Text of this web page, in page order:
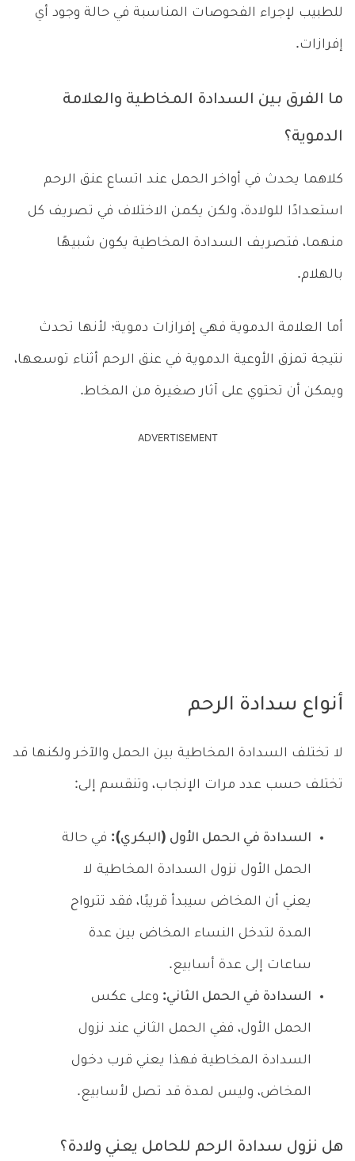
للطبيب لإجراء الفحوصات المناسبة في حالة وجود أي
إفرازات.
ما الفرق بين السدادة المخاطية والعلامة
الدموية؟
كلاهما يحدث في أواخر الحمل عند اتساع عنق الرحم
استعدادًا للولادة، ولكن يكمن الاختلاف في تصريف كل
منهما، فتصريف السدادة المخاطية يكون شبيهًا
بالهلام.
أما العلامة الدموية فهي إفرازات دموية؛ لأنها تحدث
نتيجة تمزق الأوعية الدموية في عنق الرحم أثناء توسعها،
ويمكن أن تحتوي على آثار صغيرة من المخاط.
ADVERTISEMENT
أنواع سدادة الرحم
لا تختلف السدادة المخاطية بين الحمل والآخر ولكنها قد
تختلف حسب عدد مرات الإنجاب، وتنقسم إلى:
السدادة في الحمل الأول (البكري): في حالة
الحمل الأول نزول السدادة المخاطية لا
يعني أن المخاض سيبدأ قريبًا، فقد تترواح
المدة لتدخل النساء المخاض بين عدة
ساعات إلى عدة أسابيع.
السدادة في الحمل الثاني: وعلى عكس
الحمل الأول، ففي الحمل الثاني عند نزول
السدادة المخاطية فهذا يعني قرب دخول
المخاض، وليس لمدة قد تصل لأسابيع.
هل نزول سدادة الرحم للحامل يعني ولادة؟